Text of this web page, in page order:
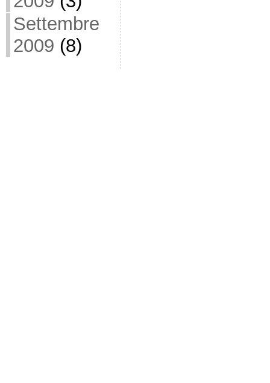
Settembre
2009 (8)